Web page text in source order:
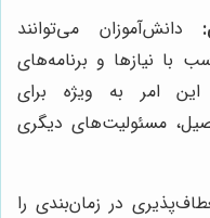
دانش‌آموزان می‌توانند
با نیازها و برنامه‌های
امر به ویژه برای
مسئولیت‌های دیگری
در زمان‌بندی را